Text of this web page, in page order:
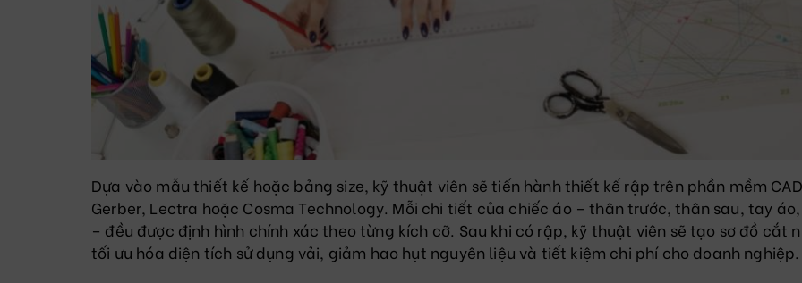
Dựa vào mẫu thiết kế hoặc bảng size, kỹ thuật viên sẽ tiến hành thiết kế rập trên phần mềm
Gerber, Lectra hoặc Cosma Technology. Mỗi chi tiết của chiếc áo – thân trước, thân sau, tay
– đều được định hình chính xác theo từng kích cỡ. Sau khi có rập, kỹ thuật viên sẽ tạo sơ đồ cắt
tối ưu hóa diện tích sử dụng vải, giảm hao hụt nguyên liệu và tiết kiệm chi phí cho doanh nghiệp.